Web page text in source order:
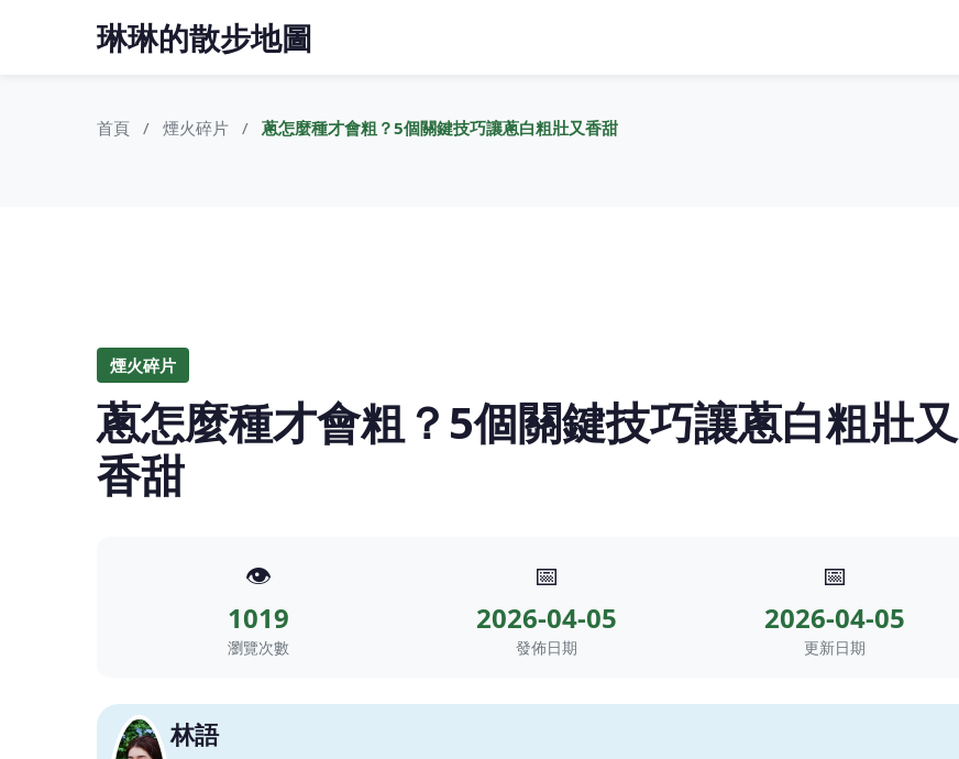
琳琳的散步地圖
首頁 煙火碎片 蔥怎麼種才會粗？5個關鍵技巧讓蔥白粗壯又香甜
煙火碎片
蔥怎麼種才會粗？5個關鍵技巧讓蔥白粗壯又
香甜
👁️
1019
瀏覽次數
📅
2026-04-05
發佈日期
📅
2026-04-05
更新日期
林語